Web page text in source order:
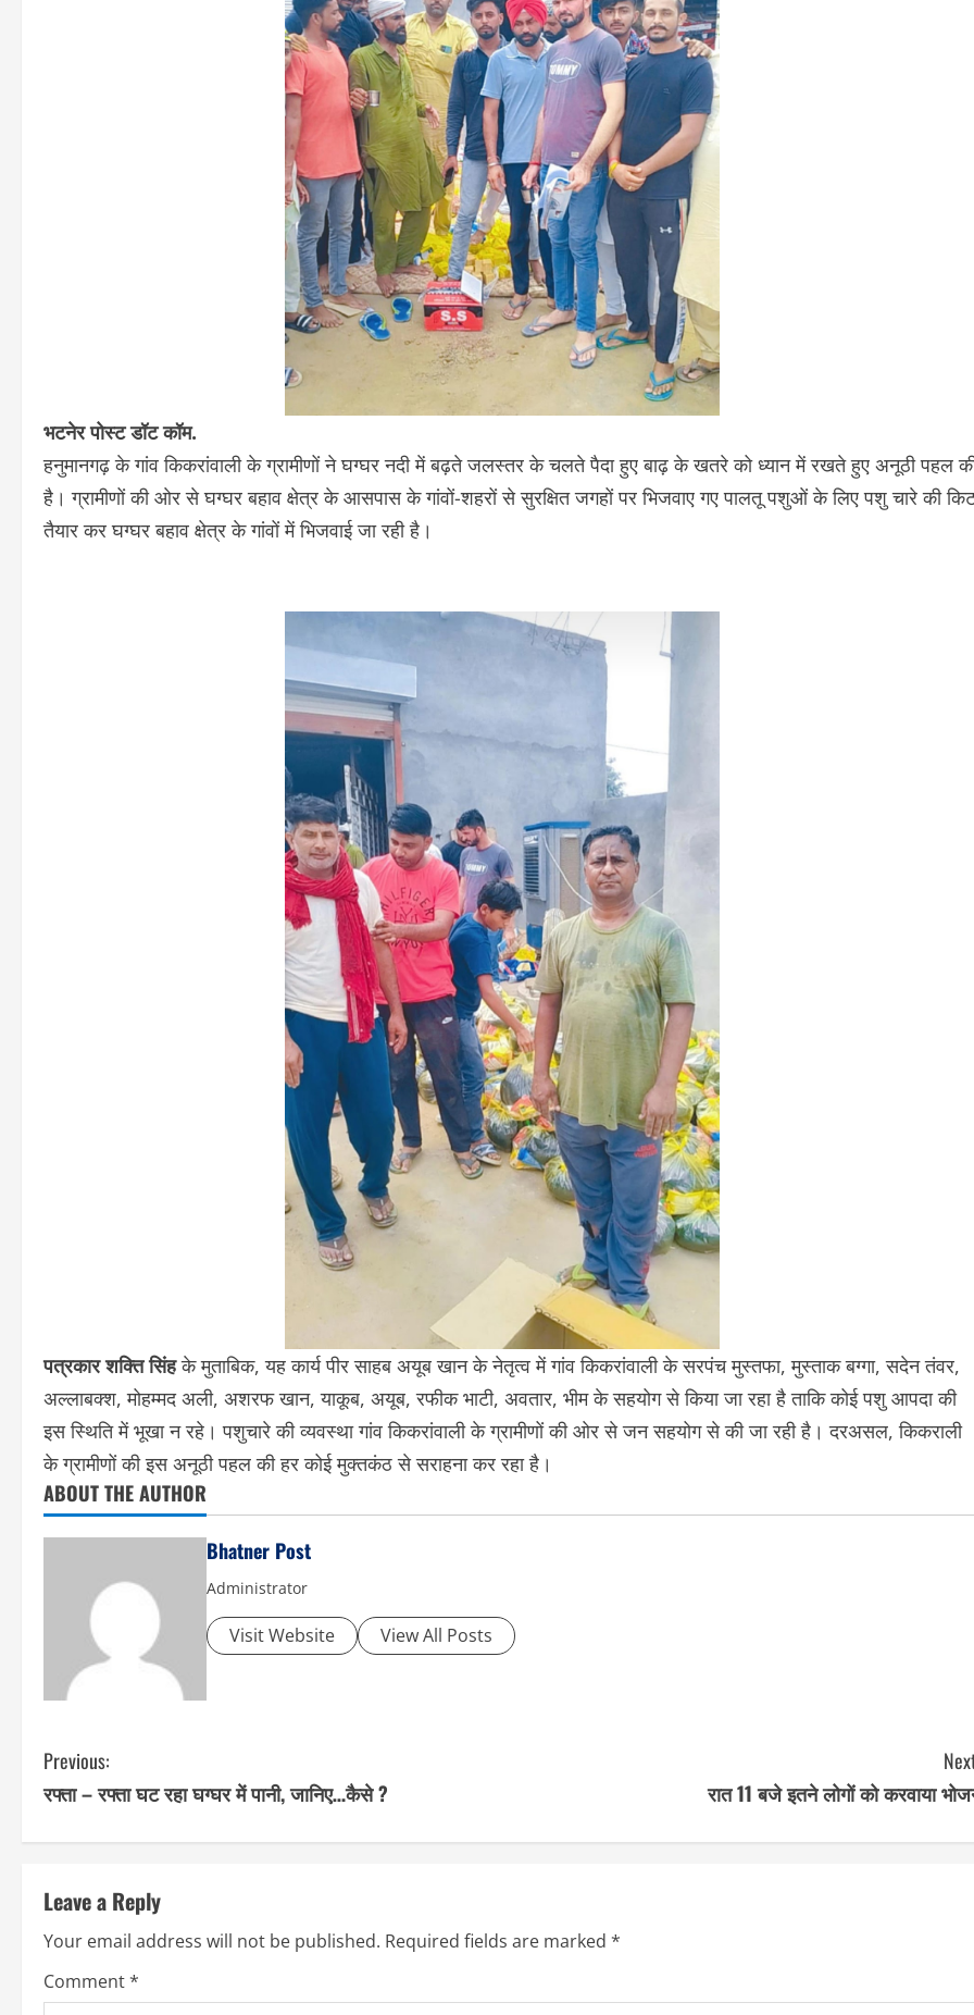
भटनेर पोस्ट डॉट कॉम.
हनुमानगढ़ के गांव किकरांवाली के ग्रामीणों ने घग्घर नदी में बढ़ते जलस्तर के चलते पैदा हुए बाढ़ के खतरे को ध्यान में रखते हुए अनूठी पहल
है। ग्रामीणों की ओर से घग्घर बहाव क्षेत्र के आसपास के गांवों-शहरों से सुरक्षित जगहों पर भिजवाए गए पालतू पशुओं के लिए पशु चारे की
तैयार कर घग्घर बहाव क्षेत्र के गांवों में भिजवाई जा रही है।
पत्रकार शक्ति सिंहके मुताबिक, यह कार्य पीर साहब अयूब खान के नेतृत्व में गांव किकरांवाली के सरपंच मुस्तफा, मुस्ताक बग्गा, सदेन तंवर,
अल्लाबक्श, मोहम्मद अली, अशरफ खान, याकूब, अयूब, रफीक भाटी, अवतार, भीम के सहयोग से किया जा रहा है ताकि कोई पशु आपदा की
इस स्थिति में भूखा न रहे। पशुचारे की व्यवस्था गांव किकरांवाली के ग्रामीणों की ओर से जन सहयोग से की जा रही है। दरअसल, किकराली
के ग्रामीणों की इस अनूठी पहल की हर कोई मुक्तकंठ से सराहना कर रहा है।
ABOUT THE AUTHOR
Bhatner Post
Administrator
Visit Website View All Posts
C
o
n
t
i
n
Previous:
रफ्ता – रफ्ता घट रहा घग्घर में पानी, जानिए…कैसे ?
रात 11 बजे इतने लोगों को करवाया
Leave a Reply
Your email address will not be published. Required fields are marked *
Comment*